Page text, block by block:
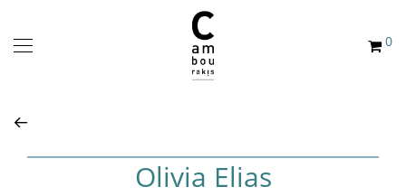
0
Olivia Elias